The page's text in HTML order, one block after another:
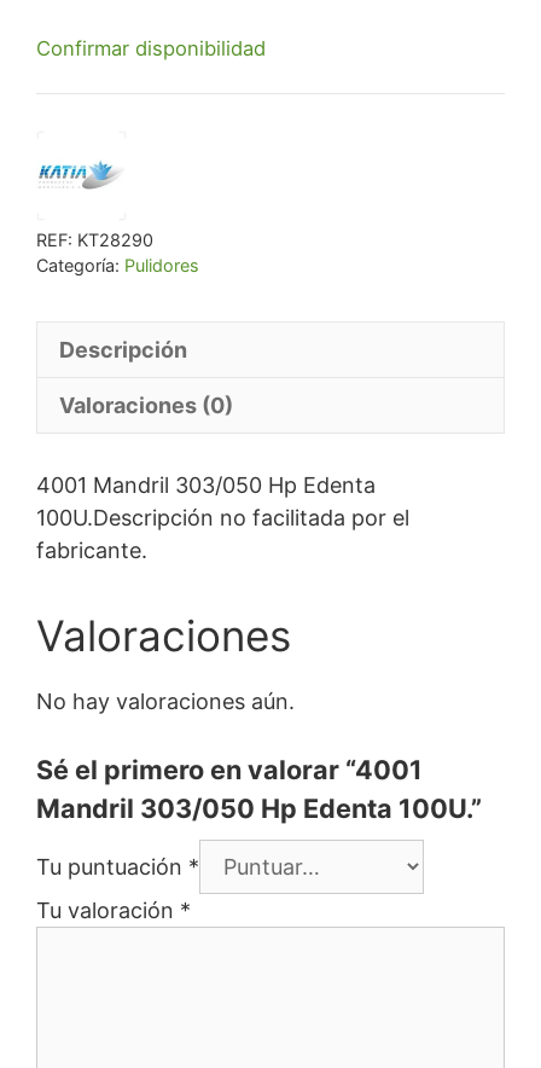
original actual
Confirmar disponibilidad
REF: KT28290
Categoría: Pulidores
Descripción
Valoraciones (0)
4001 Mandril 303/050 Hp Edenta
100U.Descripción no facilitada por el
fabricante.
Valoraciones
No hay valoraciones aún.
Sé el primero en valorar “4001
Mandril 303/050 Hp Edenta 100U.”
Tu puntuación *
Tu valoración *